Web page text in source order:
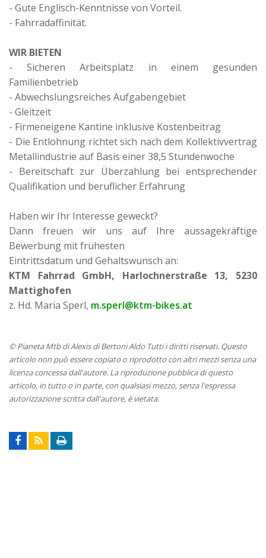
- Gute Englisch-Kenntnisse von Vorteil.
- Fahrradaffinität.
WIR BIETEN
- Sicheren Arbeitsplatz in einem gesunden
Familienbetrieb
- Abwechslungsreiches Aufgabengebiet
- Gleitzeit
- Firmeneigene Kantine inklusive Kostenbeitrag
- Die Entlohnung richtet sich nach dem Kollektivvertrag
Metallindustrie auf Basis einer 38,5 Stundenwoche
- Bereitschaft zur Überzahlung bei entsprechender
Qualifikation und beruflicher Erfahrung
Haben wir Ihr Interesse geweckt?
Dann freuen wir uns auf Ihre aussagekräftige
Bewerbung mit frühesten
Eintrittsdatum und Gehaltswunsch an:
KTM Fahrrad GmbH, Harlochnerstraße 13, 5230
Mattighofen
z. Hd. Maria Sperl, m.sperl@ktm-bikes.at
© Pianeta Mtb di Alexis di Bertoni Aldo Tutti i diritti riservati. Questo
articolo non può essere copiato o riprodotto con altri mezzi senza una
licenza concessa dall'autore. La riproduzione pubblica di questo
articolo, in tutto o in parte, con qualsiasi mezzo, senza l'espressa
autorizzazione scritta dall'autore, è vietata.